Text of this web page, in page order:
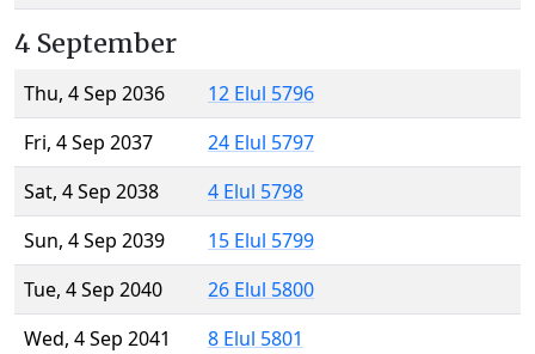
4 September
Thu, 4 Sep 2036
12 Elul 5796
Fri, 4 Sep 2037
24 Elul 5797
Sat, 4 Sep 2038
4 Elul 5798
Sun, 4 Sep 2039
15 Elul 5799
Tue, 4 Sep 2040
26 Elul 5800
Wed, 4 Sep 2041
8 Elul 5801